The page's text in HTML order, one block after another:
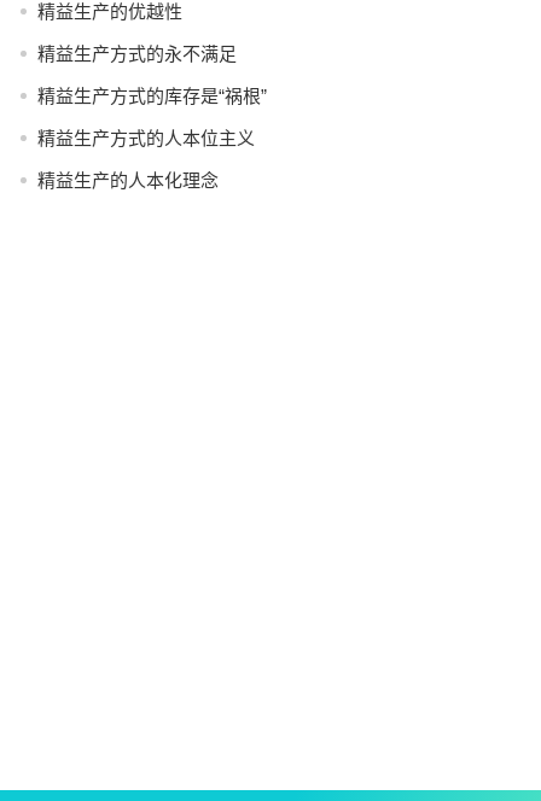
精益生产的优越性
精益生产方式的永不满足
精益生产方式的库存是“祸根”
精益生产方式的人本位主义
精益生产的人本化理念